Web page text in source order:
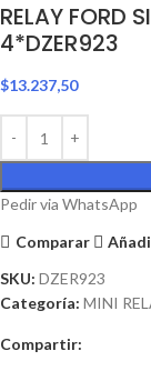
RELAY FORD
4*DZER923
$13.237,50
Pedir via WhatsApp
Comparar
SKU: DZER923
Categoría: MINI
Compartir: